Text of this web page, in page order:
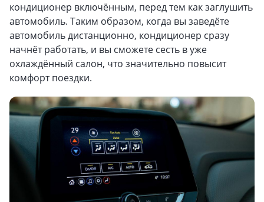
кондиционер включённым, перед тем как заглушить
автомобиль. Таким образом, когда вы заведёте
автомобиль дистанционно, кондиционер сразу
начнёт работать, и вы сможете сесть в уже
охлаждённый салон, что значительно повысит
комфорт поездки.